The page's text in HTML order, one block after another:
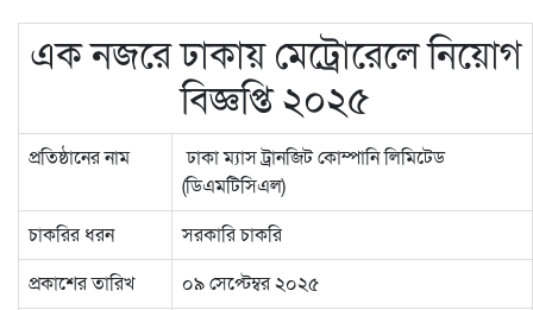
এক নজরে ঢাকায় মেট্রোরেলে নিয়োগ
বিজ্ঞপ্তি ২০২৫
প্রতিষ্ঠানের নাম
ঢাকা ম্যাস ট্রানজিট কোম্পানি লিমিটেড
(ডিএমটিসিএল)
চাকরির ধরন
সরকারি চাকরি
প্রকাশের তারিখ
০৯ সেপ্টেম্বর ২০২৫